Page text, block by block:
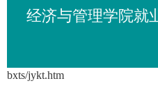
经济与管理学院就
bxts/jykt.htm